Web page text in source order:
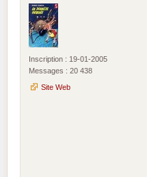
Inscription : 19-01-2005
Messages : 20 438
Site Web